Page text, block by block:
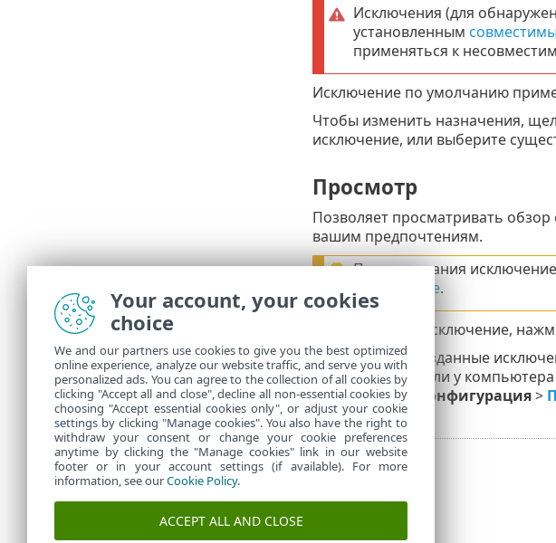
Исключения (для
установленным
применяться к
Исключение по умолчанию
Чтобы изменить назначения,
исключение, или выберите
Просмотр
Позволяет просматривать
вашим предпочтениям.
После создания
исключение.
Чтобы создать исключение,
Просмотреть созданные
проверить, есть ли у
компьютере >
Конфигурация>
Your account, your cookies
choice
We and our partners use cookies to give you the best optimized
online experience, analyze our website traffic, and serve you with
personalized ads. You can agree to the collection of all cookies by
clicking "Accept all and close", decline all non-essential cookies by
choosing "Accept essential cookies only", or adjust your cookie
settings by clicking "Manage cookies". You also have the right to
withdraw your consent or change your cookie preferences
anytime by clicking the "Manage cookies" link in our website
footer or in your account settings (if available). For more
information, see ourCookie Policy.
ACCEPT ALL AND CLOSE